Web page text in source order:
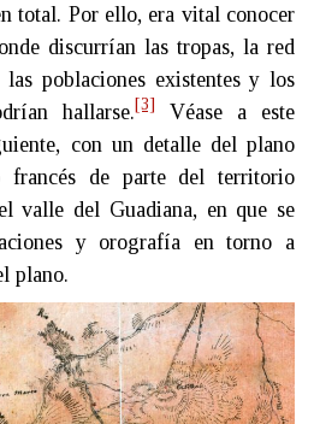
total. Por ello, era vital conocer
discurrían las tropas, la red
las poblaciones existentes y los
hallarse.[3]
Véase a este
con un detalle del plano
francés de parte del territorio
valle del Guadiana, en que se
y orografía en torno a
plano.